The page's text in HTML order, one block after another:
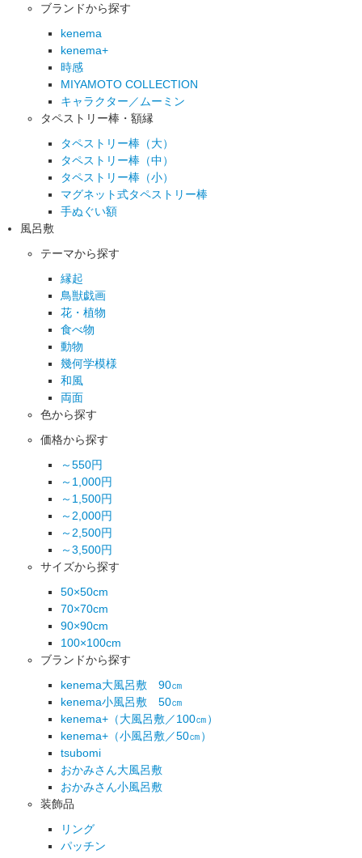
ブランドから探す
kenema
kenema+
時感
MIYAMOTO COLLECTION
キャラクター／ムーミン
タペストリー棒・額縁
タペストリー棒（大）
タペストリー棒（中）
タペストリー棒（小）
マグネット式タペストリー棒
手ぬぐい額
風呂敷
テーマから探す
縁起
鳥獣戯画
花・植物
食べ物
動物
幾何学模様
和風
両面
色から探す
価格から探す
～550円
～1,000円
～1,500円
～2,000円
～2,500円
～3,500円
サイズから探す
50×50cm
70×70cm
90×90cm
100×100cm
ブランドから探す
kenema大風呂敷 90㎝
kenema小風呂敷 50㎝
kenema+（大風呂敷／100㎝）
kenema+（小風呂敷／50㎝）
tsubomi
おかみさん大風呂敷
おかみさん小風呂敷
装飾品
リング
パッチン